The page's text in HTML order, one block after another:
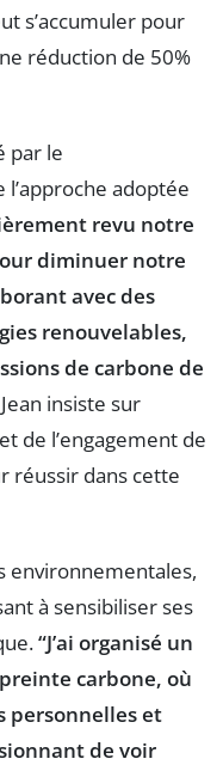
s’accumuler pour
réduction de 50%
par le
adoptée
revu notre
diminuer notre
avec des
renouvelables,
de carbone de
insiste sur
de l’engagement de
réussir dans cette
environnementales,
à sensibiliser ses
“J’ai organisé un
carbone, où
personnelles et
de voir